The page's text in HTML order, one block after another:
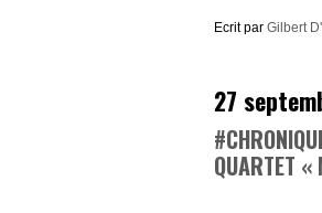
Ecrit par Gilbert
27
QUARTET «